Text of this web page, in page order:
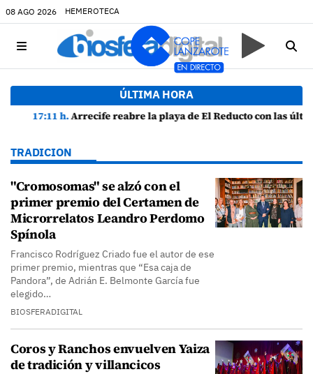
08 AGO 2026 HEMEROTECA
ÚLTIMA HORA
17:11 h.Arrecife reabre la playa de El Reducto con las últimas analíticas mostrando "una buena calidad de las aguas para el baño"
TRADICION
"Cromosomas" se alzó con el
primer premio del Certamen de
Microrrelatos Leandro Perdomo
Spínola
Francisco Rodríguez Criado fue el autor de ese
primer premio, mientras que “Esa caja de
Pandora”, de Adrián E. Belmonte García fue
elegido…
BIOSFERADIGITAL
Coros y Ranchos envuelven Yaiza
de tradición y villancicos